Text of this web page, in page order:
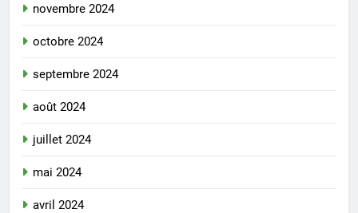
novembre 2024
octobre 2024
septembre 2024
août 2024
juillet 2024
mai 2024
avril 2024